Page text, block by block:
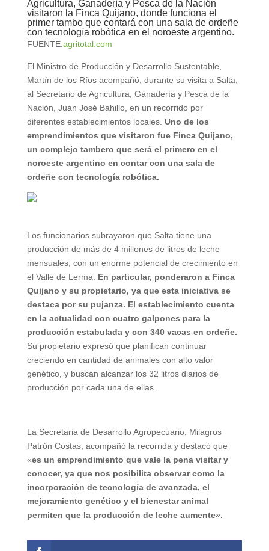
Agricultura, Ganadería y Pesca de la Nación
visitaron la Finca Quijano, donde funciona el
primer tambo que contará con una sala de ordeñe
con tecnología robótica en el noroeste argentino.
FUENTE:agritotal.com
El Ministro de Producción y Desarrollo Sustentable,
Martín de los Ríos acompañó, durante su visita a Salta,
al Secretario de Agricultura, Ganadería y Pesca de la
Nación, Juan José Bahillo, en un recorrido por
diferentes establecimientos locales. Uno de los
emprendimientos que visitaron fue Finca Quijano,
un complejo tambero que será el primero en el
noroeste argentino en contar con una sala de
ordeñe con tecnología robótica.
Los funcionarios subrayaron que Salta tiene una
producción de más de 4 millones de litros de leche
mensuales, con un enorme potencial de crecimiento en
el Valle de Lerma. En particular, ponderaron a Finca
Quijano y su propietario, ya que esta iniciativa se
destaca por su pujanza. El establecimiento cuenta
en la actualidad con cuatro galpones para la
producción estabulada y con 340 vacas en ordeñe.
Su propietario expresó que planifican continuar
creciendo en cantidad de animales con alto valor
genético, y buscan alcanzar los 32 litros diarios de
producción por cada una de ellas.
La Secretaria de Desarrollo Agropecuario, Milagros
Patrón Costas, acompañó la recorrida y destacó que
«es un emprendimiento que vale la pena visitar y
conocer, ya que nos posibilita observar como la
incorporación de tecnología de avanzada, el
mejoramiento genético y el bienestar animal
permiten que la producción de leche aumente».